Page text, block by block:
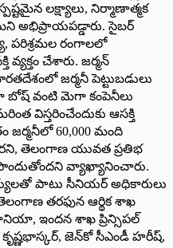
లక్ష్యాలు, నిర్మాణాత్మక
అభిప్రాయపడ్డారు. సైబర్‌
పరిశ్రమల రంగాలలో
చేశారు. జర్మన్‌
జర్మనీ పెట్టుబడులు
‌వంటి మెగా కంపెనీలు
విస్తరించేందుకు ఆసక్తి
జర్మనీలో 60,000 మంది
తెలంగాణ యువత ప్రతిభ
వ్యాఖ్యానించారు.
పాటు సీనియర్‌ అధికారులు
తరఫున ఆర్థిక శాఖ
ఇందన శాఖ ప్రిన్సిపల్‌
కృష్ణభాస్కర్‌, ‌జెన్‌కో సీఎండీ హరీష్‌,